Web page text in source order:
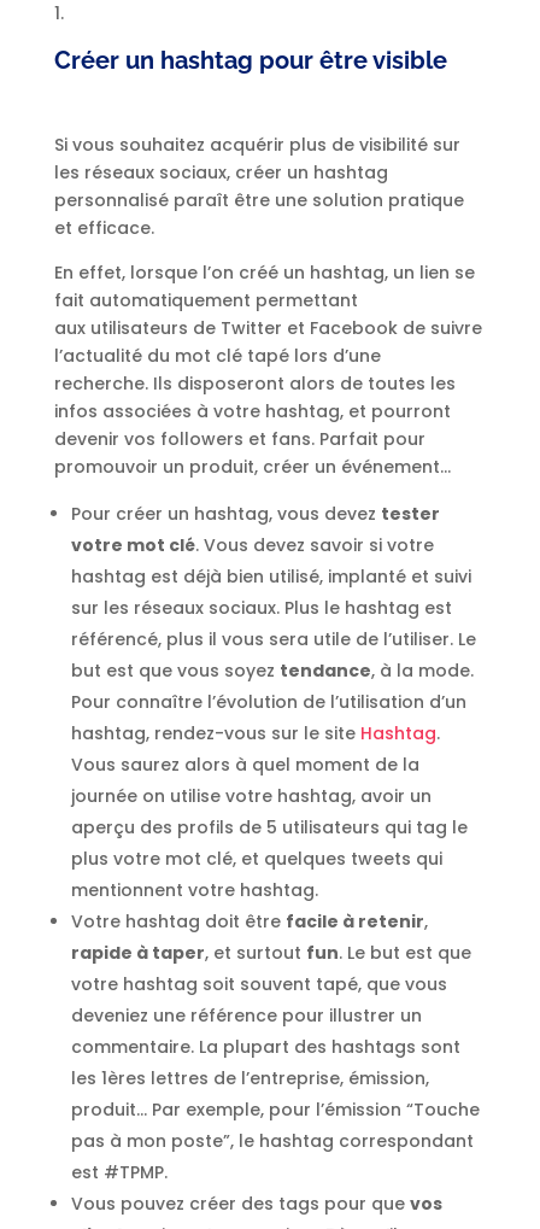
Créer un hashtag pour être visible
Si vous souhaitez acquérir plus de visibilité sur
les réseaux sociaux, créer un hashtag
personnalisé paraît être une solution pratique
et efficace.
En effet, lorsque l’on créé un hashtag, un lien se
fait automatiquement permettant
aux utilisateurs de Twitter et Facebook de suivre
l’actualité du mot clé tapé lors d’une
recherche. Ils disposeront alors de toutes les
infos associées à votre hashtag, et pourront
devenir vos followers et fans. Parfait pour
promouvoir un produit, créer un événement…
Pour créer un hashtag, vous devez tester
votre mot clé. Vous devez savoir si votre
hashtag est déjà bien utilisé, implanté et suivi
sur les réseaux sociaux. Plus le hashtag est
référencé, plus il vous sera utile de l’utiliser. Le
but est que vous soyez tendance, à la mode.
Pour connaître l’évolution de l’utilisation d’un
hashtag, rendez-vous sur le site Hashtag.
Vous saurez alors à quel moment de la
journée on utilise votre hashtag, avoir un
aperçu des profils de 5 utilisateurs qui tag le
plus votre mot clé, et quelques tweets qui
mentionnent votre hashtag.
Votre hashtag doit être facile à retenir,
rapide à taper, et surtout fun. Le but est que
votre hashtag soit souvent tapé, que vous
deveniez une référence pour illustrer un
commentaire. La plupart des hashtags sont
les 1ères lettres de l’entreprise, émission,
produit… Par exemple, pour l’émission “Touche
pas à mon poste”, le hashtag correspondant
est #TPMP.
Vous pouvez créer des tags pour que vos